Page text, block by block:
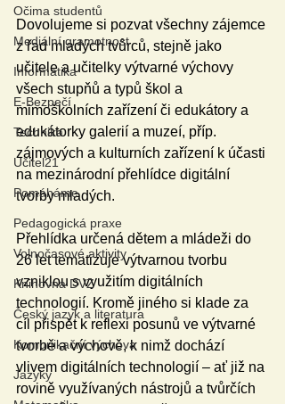
Očima studentů
Mediální gramotnost
Informatika
E-Bezpečí
Technika
Učitel21
Pomáháme
Pedagogická praxe
Volnočasové aktivity
Knihovna DVZ
Český jazyk a literatura
Komunikační výchova
Jazyky
Dovolujeme si pozvat všechny zájemce
z řad mladých tvůrců, stejně jako
učitele a učitelky výtvarné výchovy
všech stupňů a typů škol a
mimoškolních zařízení či edukátory a
edukátorky galerií a muzeí, příp.
zájmových a kulturních zařízení k účasti
na mezinárodní přehlídce digitální
tvorby mladých.
Přehlídka určená dětem a mládeži do
26 let tematizuje výtvarnou tvorbu
vzniklou s využitím digitálních
technologií. Kromě jiného si klade za
cíl přispět k reflexi posunů ve výtvarné
tvorbě a výchově, k nimž dochází
vlivem digitálních technologií – ať již na
rovině využívaných nástrojů a tvůrčích